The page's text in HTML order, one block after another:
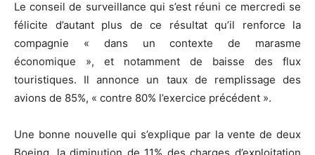
Le conseil de surveillance qui s’est réuni ce mercredi se
félicite d’autant plus de ce résultat qu’il renforce la
compagnie « dans un contexte de marasme
économique », et notamment de baisse des flux
touristiques. Il annonce un taux de remplissage des
avions de 85%, « contre 80% l’exercice précédent ».
Une bonne nouvelle qui s’explique par la vente de deux
Boeing, la diminution de 11% des charges d’exploitation